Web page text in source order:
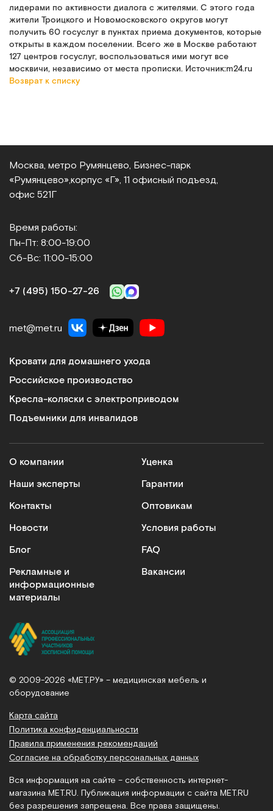
лидерами по активности диалога с жителями. С этого года
жители Троицкого и Новомосковского округов могут
получить 60 госуслуг в пунктах приема документов, которые
открыты в каждом поселении. Всего же в Москве работают
127 центров госуслуг, воспользоваться ими могут все
москвичи, независимо от места прописки. Источник:m24.ru
Возврат к списку
Москва, метро Румянцево, Бизнес‑парк
«Румянцево», корпус «Г», 11 офисный подъезд,
офис 521Г
Время работы:
Пн-Пт: 8:00-19:00
Сб-Вс: 11:00-15:00
+7 (495) 150‑27‑26
met@met.ru
Кровати для домашнего ухода
Российское производство
Кресла-коляски с электроприводом
Подъемники для инвалидов
О компании
Наши эксперты
Контакты
Новости
Блог
Рекламные и
информационные
материалы
Уценка
Гарантии
Оптовикам
Условия работы
FAQ
Вакансии
© 2009-2026 «МЕТ.РУ» – медицинская мебель и
оборудование
Карта сайта
Политика конфиденциальности
Правила применения рекомендаций
Согласие на обработку персональных данных
Вся информация на сайте – собственность интернет-
магазина MET.RU. Публикация информации с сайта MET.RU
без разрешения запрещена. Все права защищены.